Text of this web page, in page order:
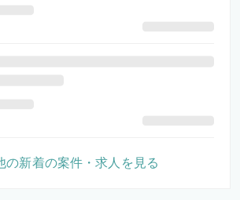
の新着の案件・求人を見る